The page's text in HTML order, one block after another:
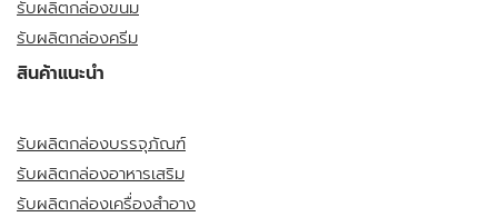
รับผลิตกล่องขนม
รับผลิตกล่องครีม
สินค้าแนะนำ
รับผลิตกล่องบรรจุภัณฑ์
รับผลิตกล่องอาหารเสริม
รับผลิตกล่องเครื่องสำอาง